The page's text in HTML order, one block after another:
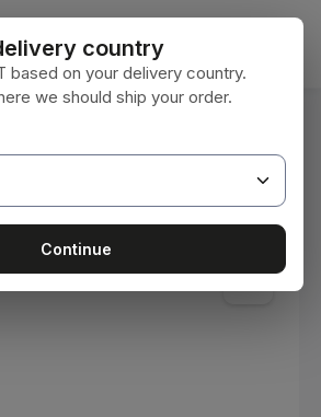
съдържание
страница
с изображения
country
based on your delivery country.
we should ship your order.
Continue